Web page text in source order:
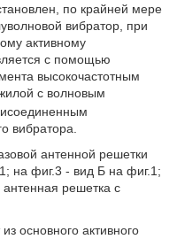
по крайней мере
вибратор, при
активному
с помощью
высокочастотным
с волновым
вибратора.
антенной решетки
на фиг.3 - вид Б на фиг.1;
решетка с
основного активного